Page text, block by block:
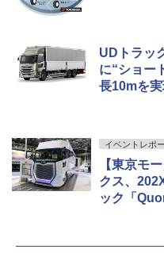
UDトラッ
に“ショー
長10mを
イベントレポ
【東京モ
クス、
ック「